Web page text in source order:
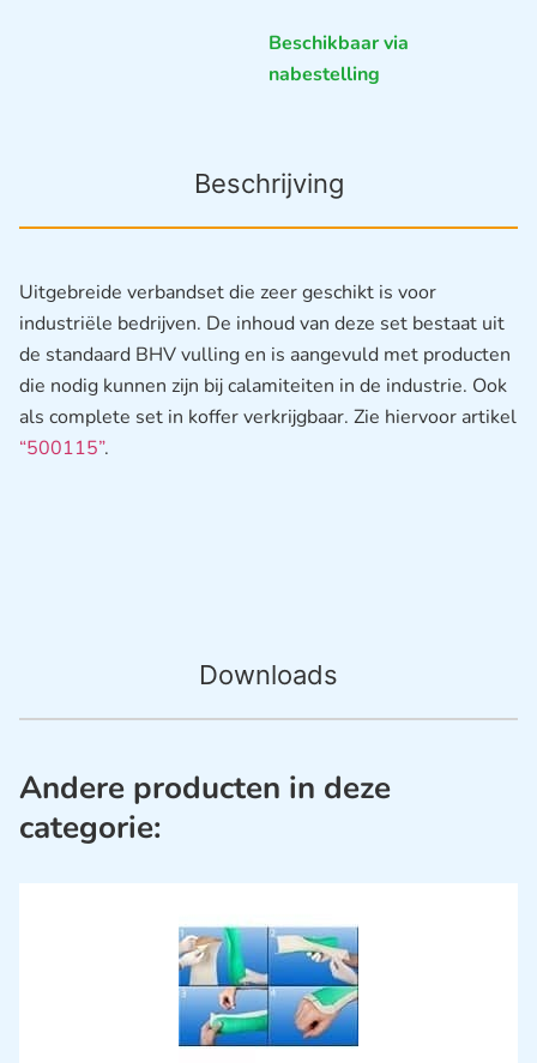
Beschikbaar via
nabestelling
Beschrijving
Downloads
Uitgebreide verbandset die zeer geschikt is voor
industriële bedrijven. De inhoud van deze set bestaat uit
de standaard BHV vulling en is aangevuld met producten
die nodig kunnen zijn bij calamiteiten in de industrie. Ook
als complete set in koffer verkrijgbaar. Zie hiervoor artikel
“500115”.
Andere producten in deze
categorie: